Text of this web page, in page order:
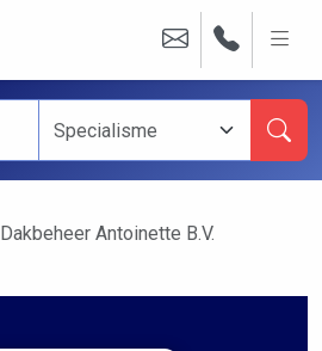
Dakbeheer Antoinette B.V.